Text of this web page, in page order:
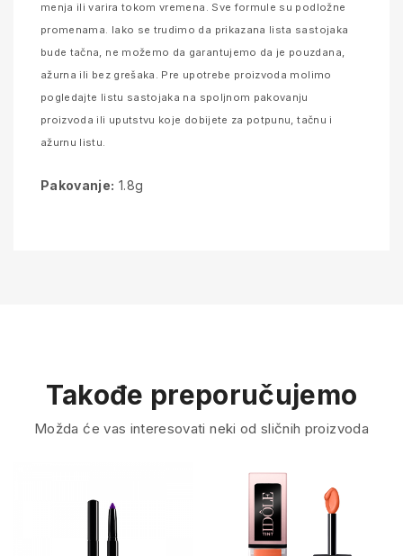
menja ili varira tokom vremena. Sve formule su podložne
promenama. Iako se trudimo da prikazana lista sastojaka
bude tačna, ne možemo da garantujemo da je pouzdana,
ažurna ili bez grešaka. Pre upotrebe proizvoda molimo
pogledajte listu sastojaka na spoljnom pakovanju
proizvoda ili uputstvu koje dobijete za potpunu, tačnu i
ažurnu listu.
Pakovanje: 1.8g
Takođe preporučujemo
Možda će vas interesovati neki od sličnih proizvoda